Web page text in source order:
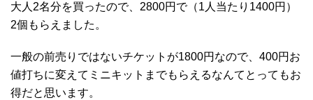
大人2名分を買ったので、2800円で（1人当たり1400円）
2個もらえました。
一般の前売りではないチケットが1800円なので、400円お
値打ちに変えてミニキットまでもらえるなんてとってもお
得だと思います。